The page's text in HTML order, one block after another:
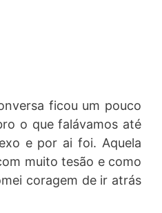
ficou um pouco
o que falávamos até
e por ai foi. Aquela
muito tesão e como
coragem de ir atrás